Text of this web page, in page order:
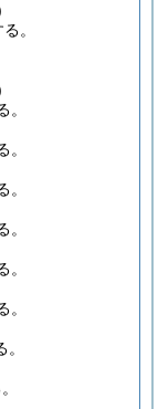
。